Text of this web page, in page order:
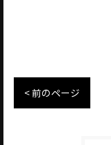
< 前のページ